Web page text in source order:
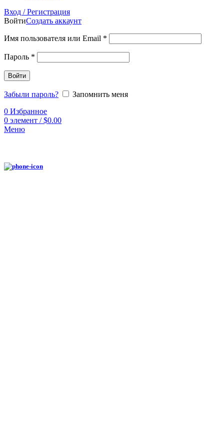
Вход / Регистрация
ВойтиСоздать аккаунт
Имя пользователя или Email *
Пароль *
Войти
Забыли пароль?
Запомнить меня
0 Избранное
0 элемент / $0.00
Меню